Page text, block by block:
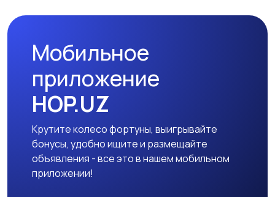
Мобильное
приложение
HOP.UZ
Крутите колесо фортуны, выигрывайте
бонусы, удобно ищите и размещайте
объявления - все это в нашем мобильном
приложении!